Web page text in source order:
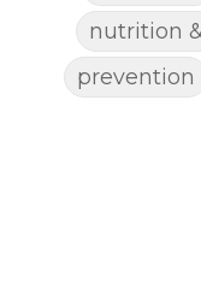
nutrition
prevention